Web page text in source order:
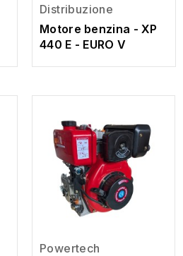
Distribuzione
Motore benzina - XP
440 E - EURO V
Powertech